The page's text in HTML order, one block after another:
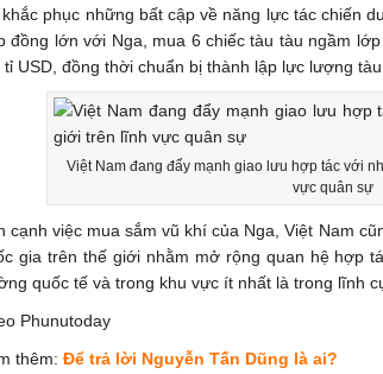
phục những bất cập về năng lực tác chiến
đồng lớn với Nga, mua 6 chiếc tàu tàu ngầm
tỉ USD, đồng thời chuẩn bị thành lập lực lượng tàu
Việt Nam đang đẩy mạnh giao lưu hợp tác với
vực quân sự
cạnh việc mua sắm vũ khí của Nga, Việt Nam
gia trên thế giới nhằm mở rộng quan hệ hợp
quốc tế và trong khu vực ít nhất là trong lĩnh
Phunutoday
thêm: Để trả lời Nguyễn Tấn Dũng là ai?